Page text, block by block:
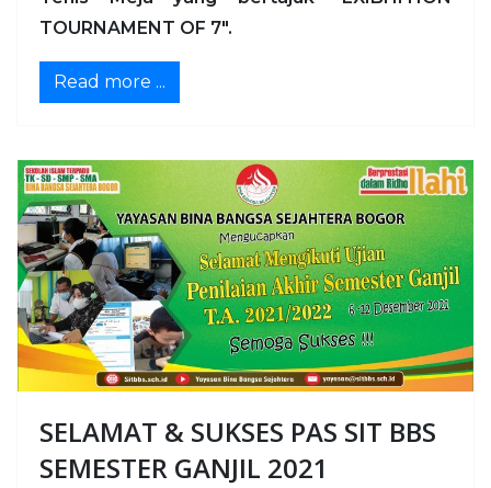
TOURNAMENT OF 7".
Read more ...
SELAMAT & SUKSES PAS SIT BBS
SEMESTER GANJIL 2021